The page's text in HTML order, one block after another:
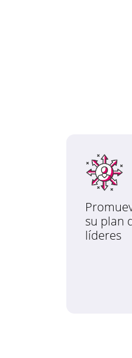
su plan
líderes